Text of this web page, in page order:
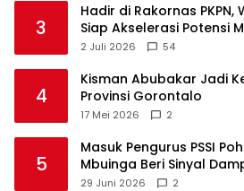
3
Hadir di Rakornas
Siap Akselerasi Potensi
2 Juli 2026 54
4
Kisman Abubakar Jadi
Provinsi Gorontalo
17 Mei 2026 2
5
Masuk Pengurus PSSI
Mbuinga Beri Sinyal
Politik ?
29 Juni 2026 2